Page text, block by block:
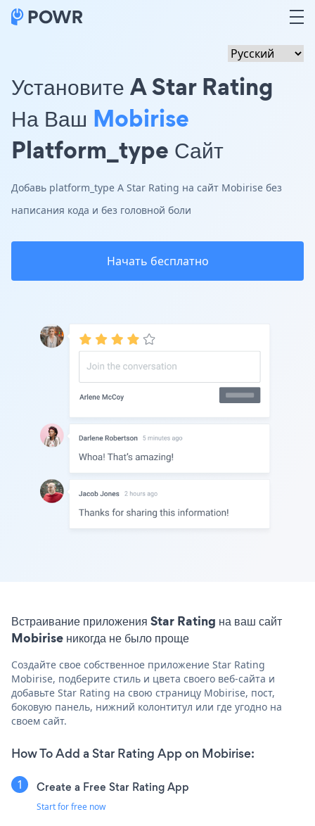
Установите A Star Rating
На Ваш Mobirise
Platform_type Сайт
Добавь platform_type A Star Rating на сайт Mobirise без
написания кода и без головной боли
Начать бесплатно
Встраивание приложения Star Rating на ваш сайт
Mobirise никогда не было проще
Создайте свое собственное приложение Star Rating
Mobirise, подберите стиль и цвета своего веб-сайта и
добавьте Star Rating на свою страницу Mobirise, пост,
боковую панель, нижний колонтитул или где угодно на
своем сайт.
How To Add a Star Rating App on Mobirise:
Create a Free Star Rating App
Start for free now